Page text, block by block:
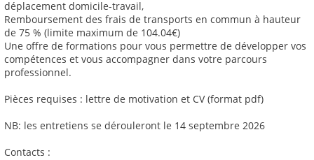
déplacement domicile-travail,
Remboursement des frais de transports en commun à hauteur
de 75 % (limite maximum de 104.04€)
Une offre de formations pour vous permettre de développer vos
compétences et vous accompagner dans votre parcours
professionnel.
Pièces requises : lettre de motivation et CV (format pdf)
NB: les entretiens se dérouleront le 14 septembre 2026
Contacts :